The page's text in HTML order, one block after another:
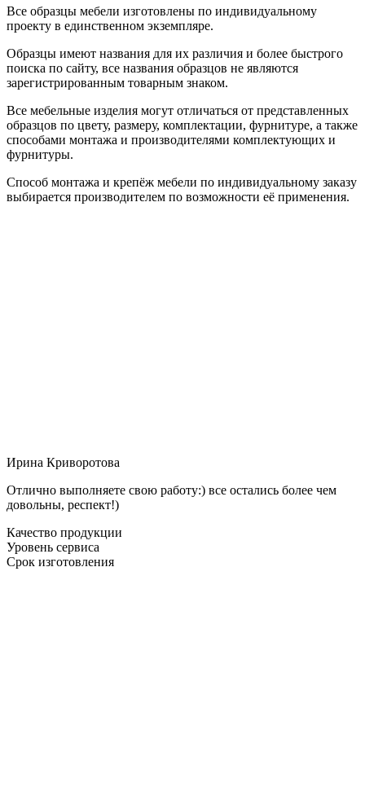
Все образцы мебели изготовлены по индивидуальному
проекту в единственном экземпляре.
Образцы имеют названия для их различия и более быстрого
поиска по сайту, все названия образцов не являются
зарегистрированным товарным знаком.
Все мебельные изделия могут отличаться от представленных
образцов по цвету, размеру, комплектации, фурнитуре, а также
способами монтажа и производителями комплектующих и
фурнитуры.
Способ монтажа и крепёж мебели по индивидуальному заказу
выбирается производителем по возможности её применения.
Ирина Криворотова
Отлично выполняете свою работу:) все остались более чем
довольны, респект!)
Качество продукции
Уровень сервиса
Срок изготовления